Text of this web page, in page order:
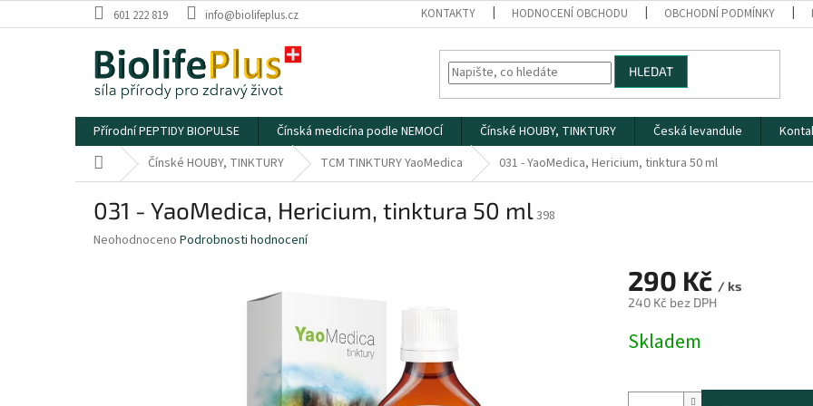
na
601 222 819 info@biolifeplus.cz KONTAKTY HODNOCENÍ OBCHODU OBCHODNÍ PODMÍNKY
HLEDAT
Přírodní PEPTIDY BIOPULSE Čínská medicína podle NEMOCÍ Čínské HOUBY, TINKTURY Česká levandule
Domů Čínské HOUBY, TINKTURY TCM TINKTURY YaoMedica 031 - YaoMedica, Hericium, tinktura 50 ml
031 - YaoMedica, Hericium, tinktura 50 ml398
Průměrné
Neohodnoceno Podrobnosti hodnocení
290 Kč / ks
240 Kč bez DPH
cena:
Skladem